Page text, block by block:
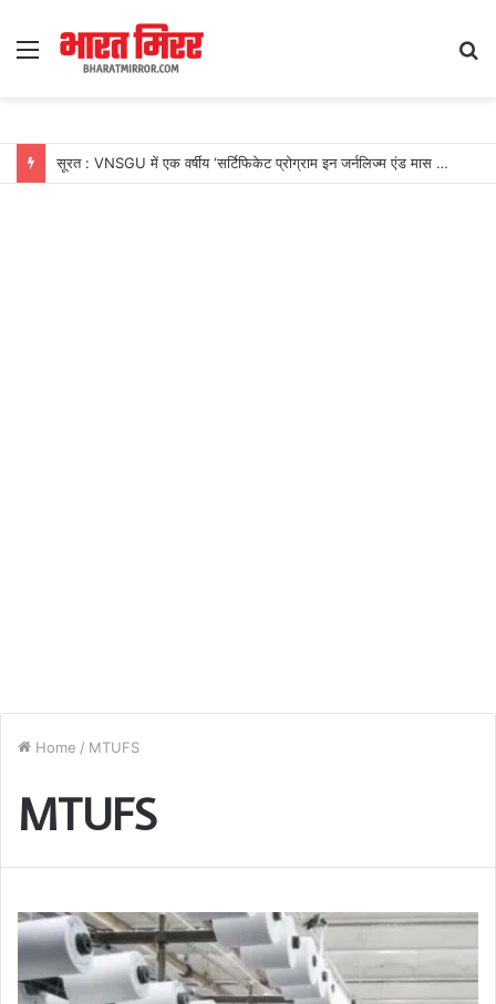
Menu
सूरत : VNSGU में एक वर्षीय ‘सर्टिफिकेट प्रोग्राम इन जर्नलिज्म एंड मास कम्युनिकेशन’ का शुभारंभ
Home / MTUFS
MTUFS